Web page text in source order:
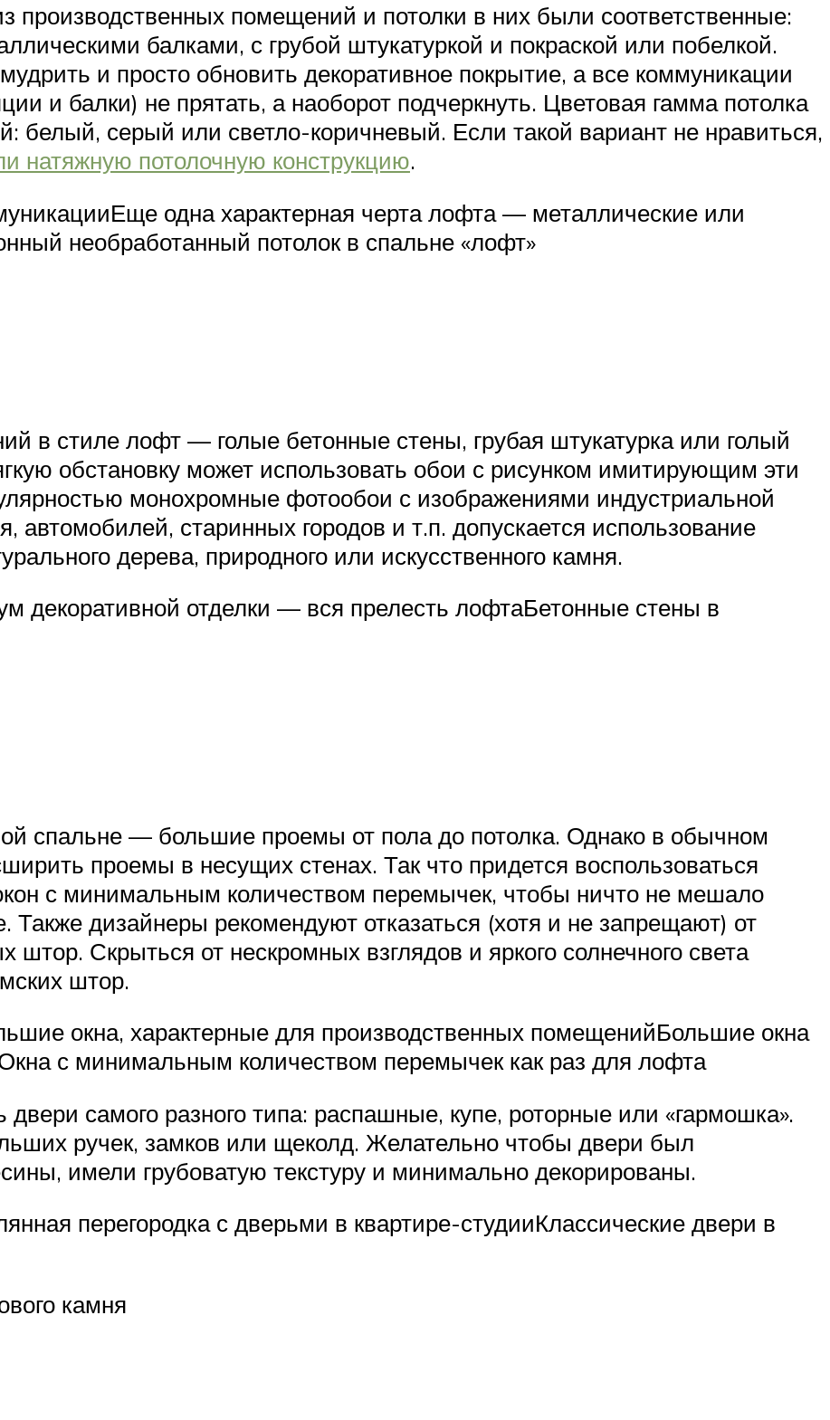
производственных помещений и потолки в них были соответственные:
балками, с грубой штукатуркой и покраской или побелкой.
и просто обновить декоративное покрытие, а все коммуникации
и балки) не прятать, а наоборот подчеркнуть. Цветовая гамма потолка
белый, серый или светло-коричневый. Если такой вариант не нравиться,
натяжную потолочную конструкцию.
одна характерная черта лофта — металлические или
необработанный потолок в спальне «лофт»
в стиле лофт — голые бетонные стены, грубая штукатурка или голый
обстановку может использовать обои с рисунком имитирующим эти
монохромные фотообои с изображениями индустриальной
автомобилей, старинных городов и т.п. допускается использование
дерева, природного или искусственного камня.
декоративной отделки — вся прелесть лофтаБетонные стены в
спальне — большие проемы от пола до потолка. Однако в обычном
проемы в несущих стенах. Так что придется воспользоваться
с минимальным количеством перемычек, чтобы ничто не мешало
дизайнеры рекомендуют отказаться (хотя и не запрещают) от
Скрыться от нескромных взглядов и яркого солнечного света
штор.
окна, характерные для производственных помещенийБольшие окна
с минимальным количеством перемычек как раз для лофта
самого разного типа: распашные, купе, роторные или «гармошка».
ручек, замков или щеколд. Желательно чтобы двери был
имели грубоватую текстуру и минимально декорированы.
перегородка с дверьми в квартире-студииКлассические двери в
камня